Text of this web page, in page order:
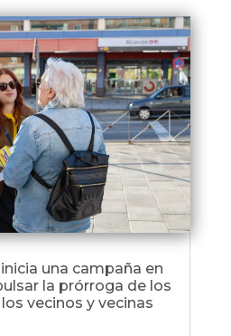
una campaña en
la prórroga de los
vecinos y vecinas